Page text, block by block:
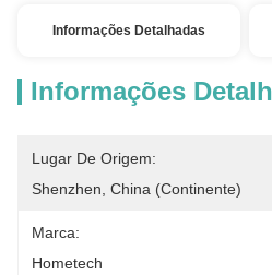
Informações Detalhadas
Informações
Lugar De Origem:
Shenzhen, China (continente)
Marca:
Hometech